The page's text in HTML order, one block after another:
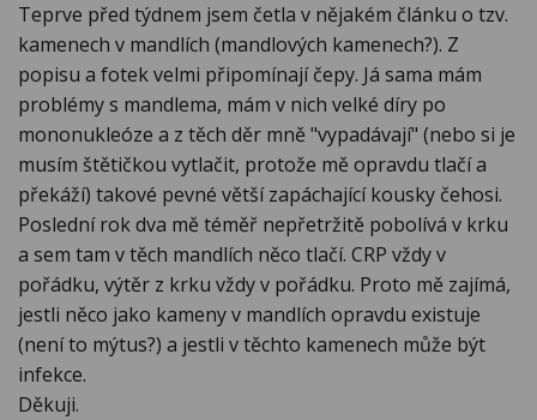
Teprve před týdnem jsem četla v nějakém článku o tzv.
kamenech v mandlích (mandlových kamenech?). Z
popisu a fotek velmi připomínají čepy. Já sama mám
problémy s mandlema, mám v nich velké díry po
mononukleóze a z těch děr mně "vypadávají" (nebo si je
musím štětičkou vytlačit, protože mě opravdu tlačí a
překáží) takové pevné větší zapáchající kousky čehosi.
Poslední rok dva mě téměř nepřetržitě pobolívá v krku
a sem tam v těch mandlích něco tlačí. CRP vždy v
pořádku, výtěr z krku vždy v pořádku. Proto mě zajímá,
jestli něco jako kameny v mandlích opravdu existuje
(není to mýtus?) a jestli v těchto kamenech může být
infekce.
Děkuji.